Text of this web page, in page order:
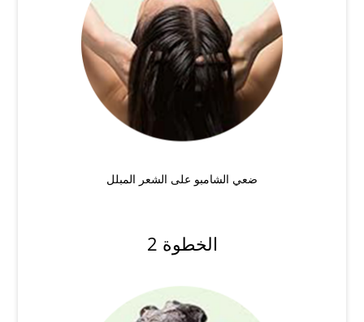
ضعي الشامبو على الشعر المبلل
الخطوة 2